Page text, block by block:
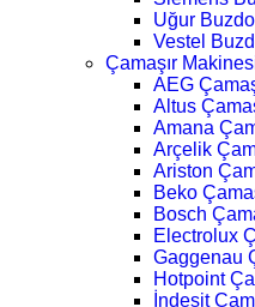
Uğur
Vestel
Çamaşır
AEG
Altus
Amana
Arçelik
Ariston
Beko
Bosch
Electrolux
Gaggenau
Hotpoint
İndesit